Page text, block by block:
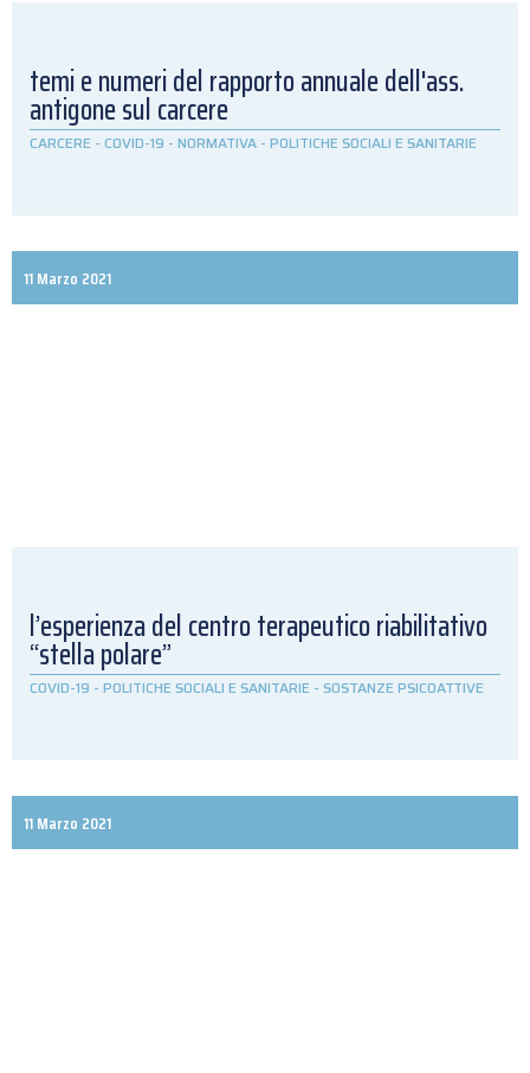
temi e numeri del rapporto annuale dell'ass.
antigone sul carcere
CARCERE - COVID-19 - NORMATIVA - POLITICHE SOCIALI E SANITARIE
11 Marzo 2021
l’esperienza del centro terapeutico riabilitativo
“stella polare”
COVID-19 - POLITICHE SOCIALI E SANITARIE - SOSTANZE PSICOATTIVE
11 Marzo 2021